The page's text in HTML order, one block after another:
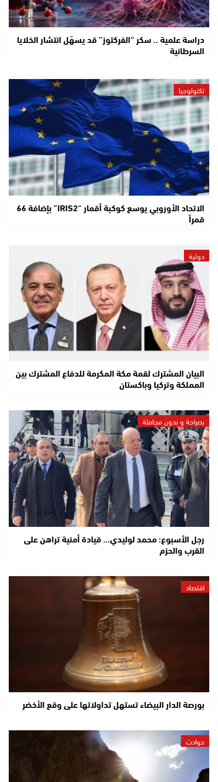
دراسة علمية .. سكر “الفركتوز” قد يسهّل انتشار الخلايا
السرطانية
تكنولوجيا
الاتحاد الأوروبي يوسع كوكبة أقمار “IRIS2” بإضافة 66
قمراً
دولية
البيان المشترك لقمة مكة المكرمة للدفاع المشترك بين
المملكة وتركيا وباكستان
بصراحة و بدون مجاملة
رجل الأسبوع: محمد لوليدي… قيادة أمنية تراهن على
القرب والحزم
اقتصاد
بورصة الدار البيضاء تستهل تداولاتها على وقع الأخضر
حوادث